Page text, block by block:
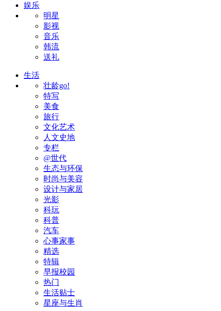
娱乐
明星
影视
音乐
韩流
送礼
生活
壮龄go!
特写
美食
旅行
文化艺术
人文史地
专栏
@世代
生态与环保
时尚与美容
设计与家居
光影
科玩
科普
汽车
心事家事
精选
特辑
早报校园
热门
生活贴士
星座与生肖